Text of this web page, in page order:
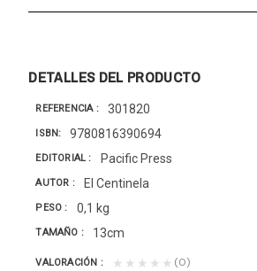
DETALLES DEL PRODUCTO
REFERENCIA 301820
ISBN 9780816390694
EDITORIAL Pacific Press
AUTOR El Centinela
PESO 0,1 kg
TAMAÑO 13cm
VALORACIÓN ★★★★★ (0)